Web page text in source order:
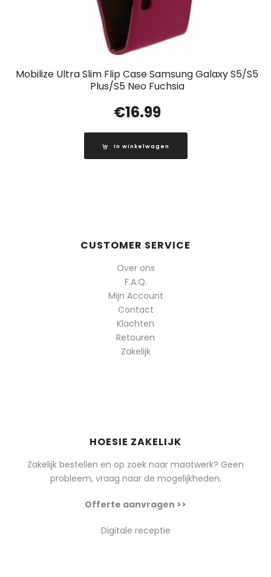
Mobilize Ultra Slim Flip Case Samsung Galaxy S5/S5
Plus/S5 Neo Fuchsia
€16.99
In winkelwagen
CUSTOMER SERVICE
Over ons
F.A.Q.
Mijn Account
Contact
Klachten
Retouren
Zakelijk
HOESIE ZAKELIJK
Zakelijk bestellen en op zoek naar maatwerk? Geen
probleem, vraag naar de mogelijkheden.
Offerte aanvragen >>
Digitale receptie